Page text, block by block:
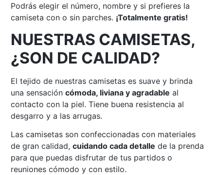
Podrás elegir el número, nombre y si prefieres la
camiseta con o sin parches. ¡Totalmente gratis!
NUESTRAS CAMISETAS,
¿SON DE CALIDAD?
El tejido de nuestras camisetas es suave y brinda
una sensacióncómoda, liviana y agradable al
contacto con la piel. Tiene buena resistencia al
desgarro y a las arrugas.
Las camisetas son confeccionadas con materiales
de gran calidad,cuidando cada detalle de la prenda
para que puedas disfrutar de tus partidos o
reuniones cómodo y con estilo.